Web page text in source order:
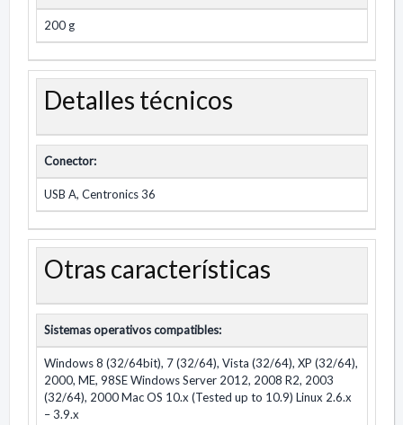
200 g
Detalles técnicos
Conector:
USB A, Centronics 36
Otras características
Sistemas operativos compatibles:
Windows 8 (32/64bit), 7 (32/64), Vista (32/64), XP (32/64),
2000, ME, 98SE Windows Server 2012, 2008 R2, 2003
(32/64), 2000 Mac OS 10.x (Tested up to 10.9) Linux 2.6.x
– 3.9.x